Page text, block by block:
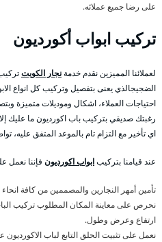
على رضا جميع عملائه.
تركيب ابواب أكورديون
لعملائنا المميزين نقدم خدمةنجار الكويت
الضجيجالذي يعنى بتفصيل وتركيب كل انواع
احتياجات العملاء، اشكال وموديلات متميزة
رغبتك صديقي بتركيب باب اكورديون ما عليك
اي تأخير مع التزام تام بالموعد المتفق عليه،
عند قيامنا بتركيبابواب اكورديون فإننا نعمل
تأمين أمهر النجارين والمصممين من كافة
نحرص على معاينة المكان المطلوب تركيب
ارتفاع وعرض وطول.
نعمل على تثبيت الحلق التابع لباب الاكورديون